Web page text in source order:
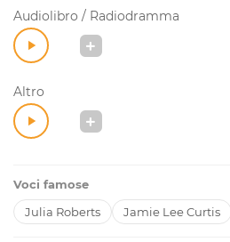
Audiolibro / Radiodramma
Altro
Voci famose
Julia Roberts
Jamie Lee Curtis